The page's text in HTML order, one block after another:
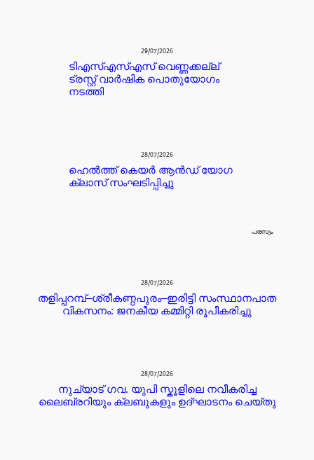
29/07/2026
ടിഎസ്എസ്എസ് വെണ്ണക്കല്ല്
ട്രസ്റ്റ് വാർഷിക പൊതുയോഗം
നടത്തി
28/07/2026
ഹെൽത്ത് കെയർ ആൻഡ് യോഗ
ക്ലാസ് സംഘടിപ്പിച്ചു
പരസ്യം
28/07/2026
തളിപ്പറമ്പ്–ശ്രീകണ്ഠപുരം–ഇരിട്ടി സംസ്ഥാനപാത
വികസനം: ജനകീയ കമ്മിറ്റി രൂപീകരിച്ചു
28/07/2026
നുച്യാട് ഗവ. യുപി സ്കൂളിലെ നവീകരിച്ച
ലൈബ്രറിയും ക്ലബുകളും ഉദ്ഘാടനം ചെയ്തു